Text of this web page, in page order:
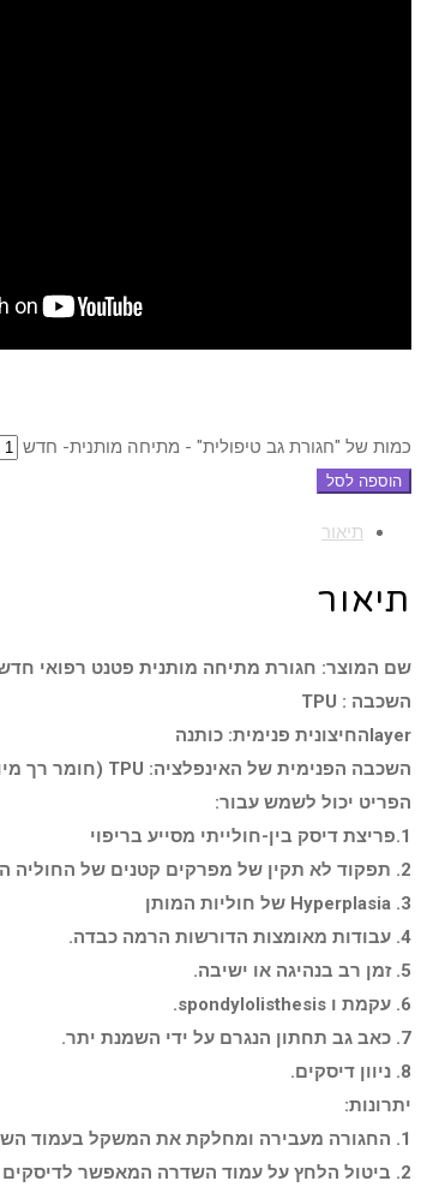
כמות של "חגורת גב טיפולית" - מתיחה מותנית- חדש
הוספה לסל
תיאור
תיאור
שם המוצר: חגורת מתיחה מותנית פטנט רפואי
השכבה : TPU
Iayerהחיצונית פנימית: כותנה
השכבה הפנימית של האינפלציה: TPU (חומר רך מיוחד)
הפריט יכול לשמש עבור:
1.פריצת דיסק בין-חולייתי מסייע בריפוי
2. תפקוד לא תקין של מפרקים קטנים של החוליה המותני.
3. Hyperplasia של חוליות המותן
4. עבודות מאומצות הדורשות הרמה כבדה.
5. זמן רב בנהיגה או ישיבה.
6. עקמת ו spondylolisthesis.
7. כאב גב תחתון הנגרם על ידי השמנת יתר.
8. ניוון דיסקים.
יתרונות:
1. החגורה מעבירה ומחלקת את המשקל בעמוד השדרה
2. ביטול הלחץ על עמוד השדרה המאפשר לדיסקים לחזור למצב נורמלי